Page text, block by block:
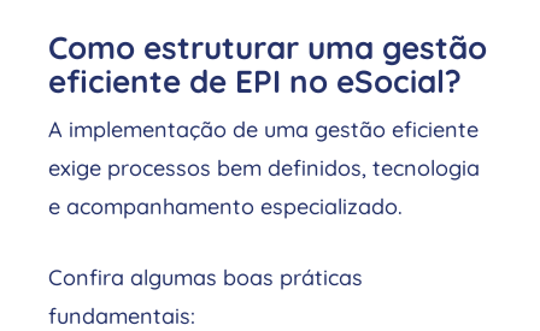
Como estruturar uma gestão
eficiente de EPI no eSocial?
A implementação de uma gestão eficiente
exige processos bem definidos, tecnologia
e acompanhamento especializado.
Confira algumas boas práticas
fundamentais: